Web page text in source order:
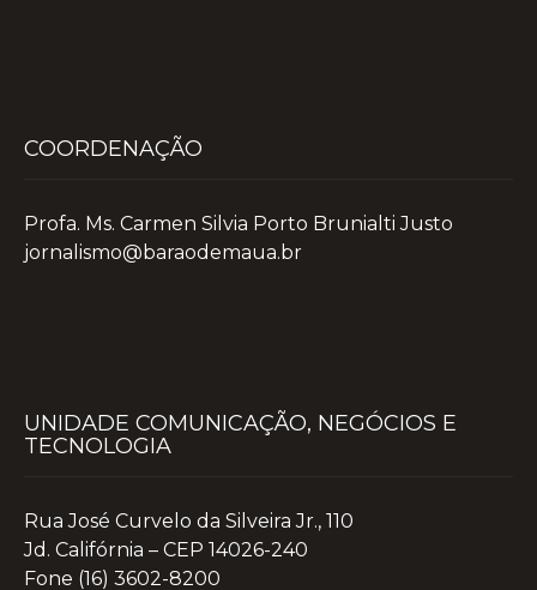
COORDENAÇÃO
Profa. Ms. Carmen Silvia Porto Brunialti Justo
jornalismo@baraodemaua.br
UNIDADE COMUNICAÇÃO, NEGÓCIOS E
TECNOLOGIA
Rua José Curvelo da Silveira Jr., 110
Jd. Califórnia – CEP 14026-240
Fone (16) 3602-8200